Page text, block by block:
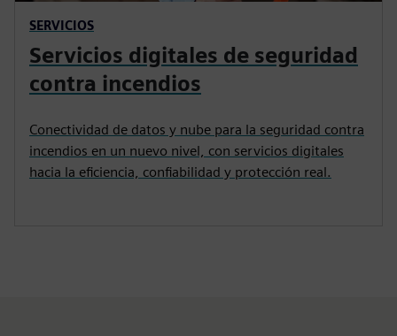
SERVICIOS
Servicios digitales de seguridad
contra incendios
Conectividad de datos y nube para la seguridad contra
incendios en un nuevo nivel, con servicios digitales
hacia la eficiencia, confiabilidad y protección real.